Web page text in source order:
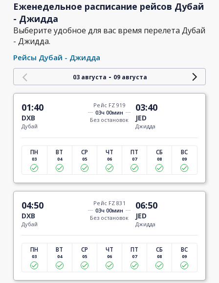
Еженедельное расписание рейсов Дубай
- Джидда
Выберите удобное для вас время перелета Дубай
- Джидда.
Рейсы Дубай - Джидда
03 августа - 09 августа
01:40
DXB
Дубай
Рейс FZ 919
03ч 00мин
Без остановок
03:40
JED
Джидда
ПН
03
ВТ
04
СР
05
ЧТ
06
ПТ
07
СБ
08
ВС
09
04:50
DXB
Дубай
Рейс FZ 831
03ч 00мин
Без остановок
06:50
JED
Джидда
ПН
03
ВТ
04
СР
05
ЧТ
06
ПТ
07
СБ
08
ВС
09